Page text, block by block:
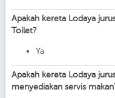
Apakah kereta Lodaya
Toilet?
Ya
Apakah kereta Lodaya
menyediakan servis